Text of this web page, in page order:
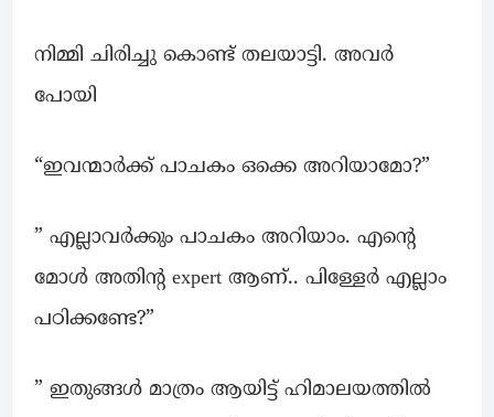
നിമ്മി ചിരിച്ചു കൊണ്ട് തലയാട്ടി. അവർ
പോയി
“ഇവന്മാർക്ക് പാചകം ഒക്കെ അറിയാമോ?”
” എല്ലാവർക്കും പാചകം അറിയാം. എന്റെ
മോൾ അതിന്റ expert ആണ്.. പിള്ളേർ എല്ലാം
പഠിക്കണ്ടേ?”
” ഇതുങ്ങൾ മാത്രം ആയിട്ട് ഹിമാലയത്തിൽ